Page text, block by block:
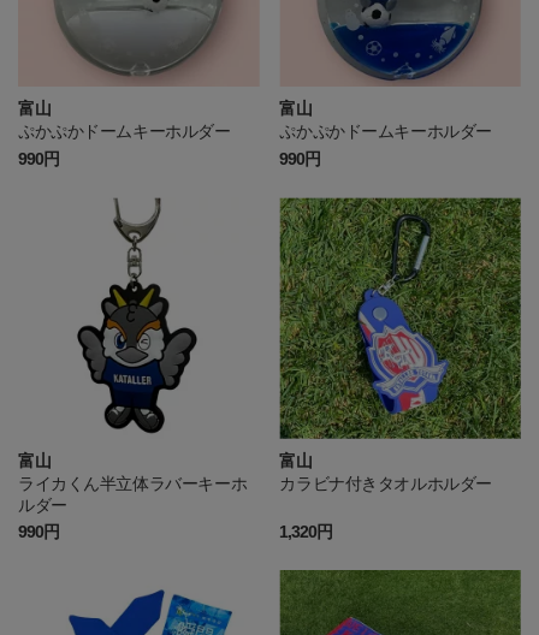
富山
ぷかぷかドームキーホルダー
990円
富山
ぷかぷかドームキーホルダー
990円
富山
ライカくん半立体ラバーキーホ
ルダー
990円
富山
カラビナ付きタオルホルダー
1,320円